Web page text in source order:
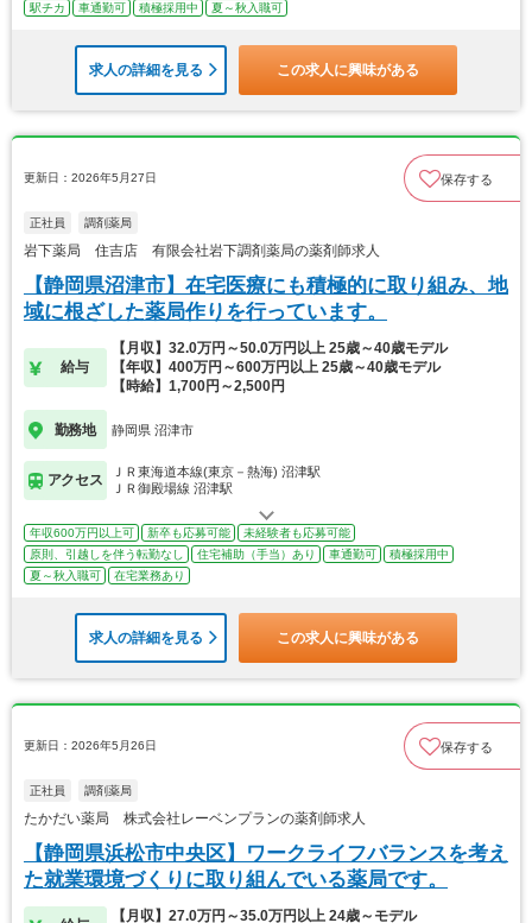
駅チカ
車通勤可 積極採用中 夏～秋入職可
求人の詳細を見る この求人に興味がある
更新日：2026年5月27日 保存する
正社員 調剤薬局
岩下薬局 住吉店 有限会社岩下調剤薬局の薬剤師求人
【静岡県沼津市】在宅医療にも積極的に取り組み、地
域に根ざした薬局作りを行っています。
給与
【月収】32.0万円～50.0万円以上 25歳～40歳モデル
【年収】400万円～600万円以上 25歳～40歳モデル
【時給】1,700円～2,500円
勤務地 静岡県 沼津市
アクセス
ＪＲ東海道本線(東京－熱海) 沼津駅
ＪＲ御殿場線 沼津駅
年収600万円以上可 新卒も応募可能
未経験者も応募可能
原則、引越しを伴う転勤なし
住宅補助（手当）あり 車通勤可
積極採用中
夏～秋入職可
在宅業務あり
求人の詳細を見る この求人に興味がある
更新日：2026年5月26日 保存する
正社員 調剤薬局
たかだい薬局 株式会社レーベンプランの薬剤師求人
【静岡県浜松市中央区】ワークライフバランスを考え
た就業環境づくりに取り組んでいる薬局です。
【月収】27.0万円～35.0万円以上 24歳～モデル